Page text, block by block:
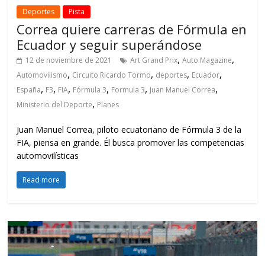
Deportes Pista
Correa quiere carreras de Fórmula en
Ecuador y seguir superándose
12 de noviembre de 2021 Art Grand Prix,Auto Magazine,
Automovilismo, Circuito Ricardo Tormo, deportes, Ecuador,
España, F3, FIA, Fórmula 3, Formula 3, Juan Manuel Correa,
Ministerio del Deporte, Planes
Juan Manuel Correa, piloto ecuatoriano de Fórmula 3 de la
FIA, piensa en grande. Él busca promover las competencias
automovilísticas
Read more